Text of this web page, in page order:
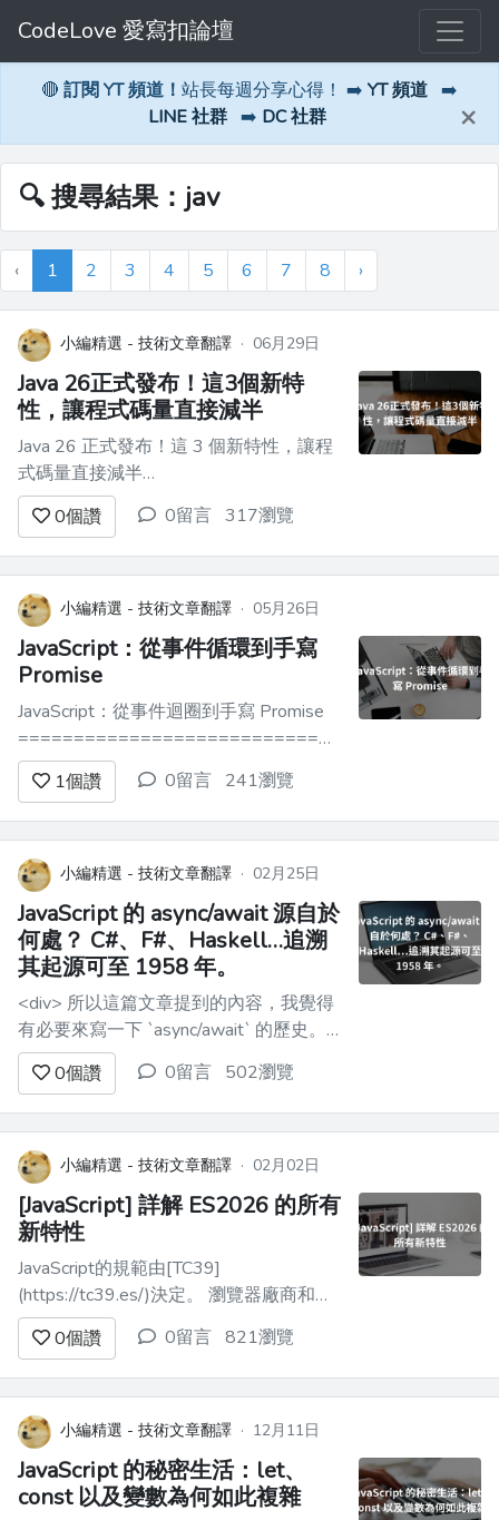
CodeLove 愛寫扣論壇
🔴 訂閱 YT 頻道！ 站長每週分享心得！ ➡️ YT 頻道 ➡️
LINE 社群 ➡️ DC 社群 ×
🔍 搜尋結果：jav
‹ 1 2 3 4 5 6 7 8 ›
小編精選 - 技術文章翻譯 · 06月29日
Java 26正式發布！這3個新特
性，讓程式碼量直接減半
Java 26 正式發布！這 3 個新特性，讓程
式碼量直接減半
==============================
Java 26 正式發布！這 3 個新特性，讓程
式碼量直接減半 ------------------------
--- > 寫了 9 年 Java，我以為自己已經...
0個讚 0留言 317瀏覽
小編精選 - 技術文章翻譯 · 05月26日
JavaScript：從事件循環到手寫
Promise
JavaScript：從事件迴圈到手寫 Promise
==============================
完整教學體驗請參閱：[JavaScript：從事
件迴圈到手寫 Promise]
(https://link.juejin.cn?
target=https%3A%2F%2F...
1個讚 0留言 241瀏覽
小編精選 - 技術文章翻譯 · 02月25日
JavaScript 的 async/await 源自於
何處？ C#、F#、Haskell…追溯
其起源可至 1958 年。
<div> 所以這篇文章提到的內容，我覺得
有必要來寫一下 `async/await` 的歷史。
補充說明一下，原文章在談到 JavaScript
的 `async/await` 歷史時，我認為並沒有
錯。但**`async/await` 不是 JavaScript 創
造的東西。** 原文章討論的是...
0個讚 0留言 502瀏覽
小編精選 - 技術文章翻譯 · 02月02日
[JavaScript] 詳解 ES2026 的所有
新特性
JavaScript的規範由[TC39]
(https://tc39.es/)決定。 瀏覽器廠商和相
關人士定期召開會議，討論各種新功能，
以決定未來的JavaScript方向。 在這裡，
我們來介紹2025年已經完成的提案。 “已
完成”的定義是指，現在至少有Chrome、
Firefox和Safa...
0個讚 0留言 821瀏覽
小編精選 - 技術文章翻譯 · 12月11日
JavaScript 的秘密生活：let、
const 以及變數為何如此複雜